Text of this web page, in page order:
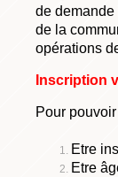
de
de la
opérations
Inscription
Pour
Etre
Etre